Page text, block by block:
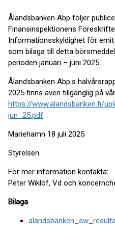
Ålandsbanken Abp följer
Finansinspektionens
Informationsskyldighet för
som bilaga till detta
perioden januari – juni 2025.
Ålandsbanken Abp:s
2025 finns även tillgänglig på
https://www.alandsbanken.fi/
jun_25.pdf
Mariehamn 18 juli 2025
Styrelsen
För mer information kontakta:
Peter Wiklöf, Vd och
Bilaga